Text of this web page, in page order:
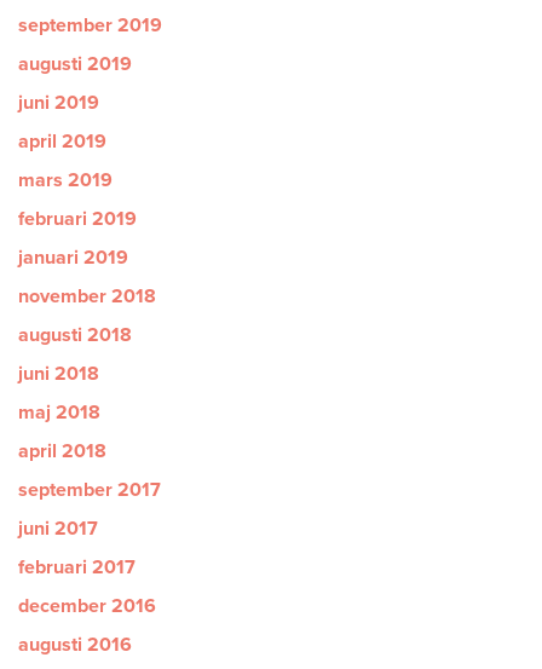
september 2019
augusti 2019
juni 2019
april 2019
mars 2019
februari 2019
januari 2019
november 2018
augusti 2018
juni 2018
maj 2018
april 2018
september 2017
juni 2017
februari 2017
december 2016
augusti 2016